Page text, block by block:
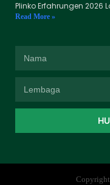
Plinko Erfahrungen 2026
Read More »